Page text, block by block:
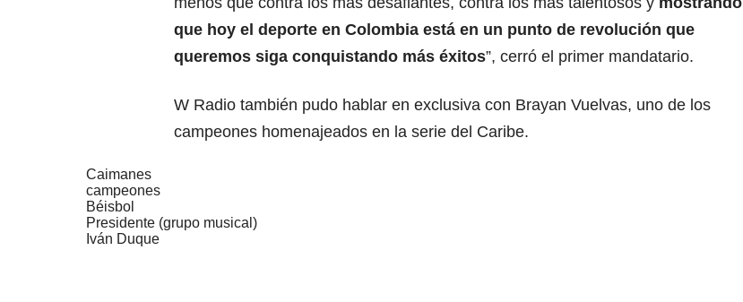
que hoy el deporte en Colombia está en un punto de revolución que
queremos siga conquistando más éxitos”, cerró el primer mandatario.
W Radio también pudo hablar en exclusiva con Brayan Vuelvas, uno de los
campeones homenajeados en la serie del Caribe.
Caimanes
campeones
Béisbol
Presidente (grupo musical)
Iván Duque